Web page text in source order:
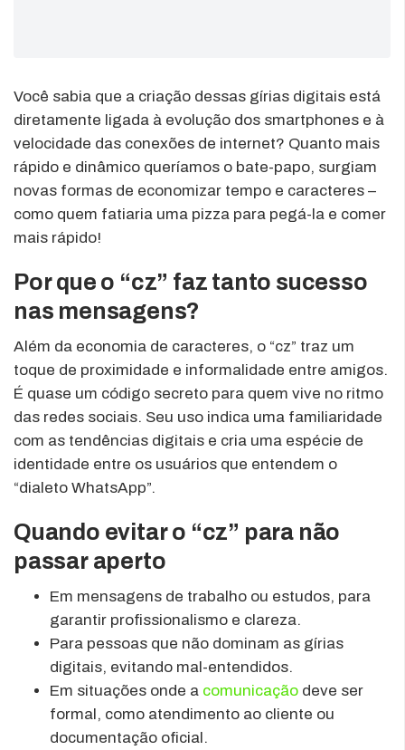
Você sabia que a criação dessas gírias digitais está
diretamente ligada à evolução dos smartphones e à
velocidade das conexões de internet? Quanto mais
rápido e dinâmico queríamos o bate-papo, surgiam
novas formas de economizar tempo e caracteres –
como quem fatiaria uma pizza para pegá-la e comer
mais rápido!
Por que o “cz” faz tanto sucesso
nas mensagens?
Além da economia de caracteres, o “cz” traz um
toque de proximidade e informalidade entre amigos.
É quase um código secreto para quem vive no ritmo
das redes sociais. Seu uso indica uma familiaridade
com as tendências digitais e cria uma espécie de
identidade entre os usuários que entendem o
“dialeto WhatsApp”.
Quando evitar o “cz” para não
passar aperto
Em mensagens de trabalho ou estudos, para
garantir profissionalismo e clareza.
Para pessoas que não dominam as gírias
digitais, evitando mal-entendidos.
Em situações onde a comunicação deve ser
formal, como atendimento ao cliente ou
documentação oficial.